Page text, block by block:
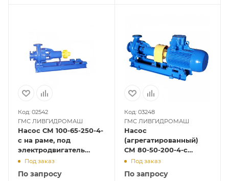
Код: 02542
ГМС ЛИВГИДРОМАШ
Насос СМ 100-65-250-4-
с на раме, под
электродвигатель
7,5х1500
Под заказ
По запросу
Код: 03248
ГМС ЛИВГИДРОМАШ
Насос
(агрегатированный)
СМ 80-50-200-4-с
(4х1500)
Под заказ
По запросу